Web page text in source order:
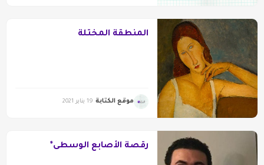
المنطقة المختلة
موقع الكتابة 19 يناير 2021
رقصة الأصابع الوسطى*